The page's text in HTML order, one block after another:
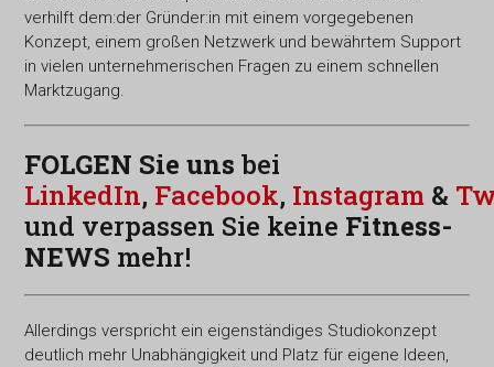
verhilft dem:der Gründer:in mit einem vorgegebenen
Konzept, einem großen Netzwerk und bewährtem Support
in vielen unternehmerischen Fragen zu einem schnellen
Marktzugang.
FOLGEN Sie uns bei
LinkedIn, Facebook, Instagram &
und verpassen Sie keine Fitness-
NEWS mehr!
Allerdings verspricht ein eigenständiges Studiokonzept
deutlich mehr Unabhängigkeit und Platz für eigene Ideen,